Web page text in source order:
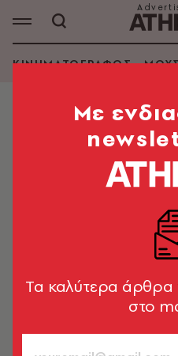
ΚΙΝΗΜΑΤΟΓΡΑΦΟΣ
ΓΙΩΡΓΟΣ
ΑΝΑΖΗΤΗΣΗ
Mε
Tα καλύτερα άρθρα
στο